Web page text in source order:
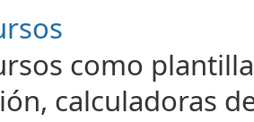
como
calculadoras